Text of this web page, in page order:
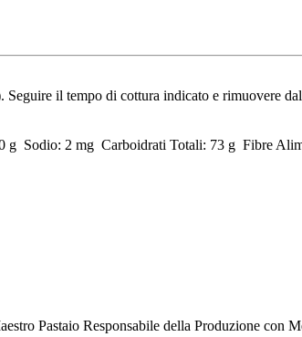
il tempo di cottura indicato e rimuovere
g Sodio: 2 mg Carboidrati Totali: 73 g Fibre
Pastaio Responsabile della Produzione con